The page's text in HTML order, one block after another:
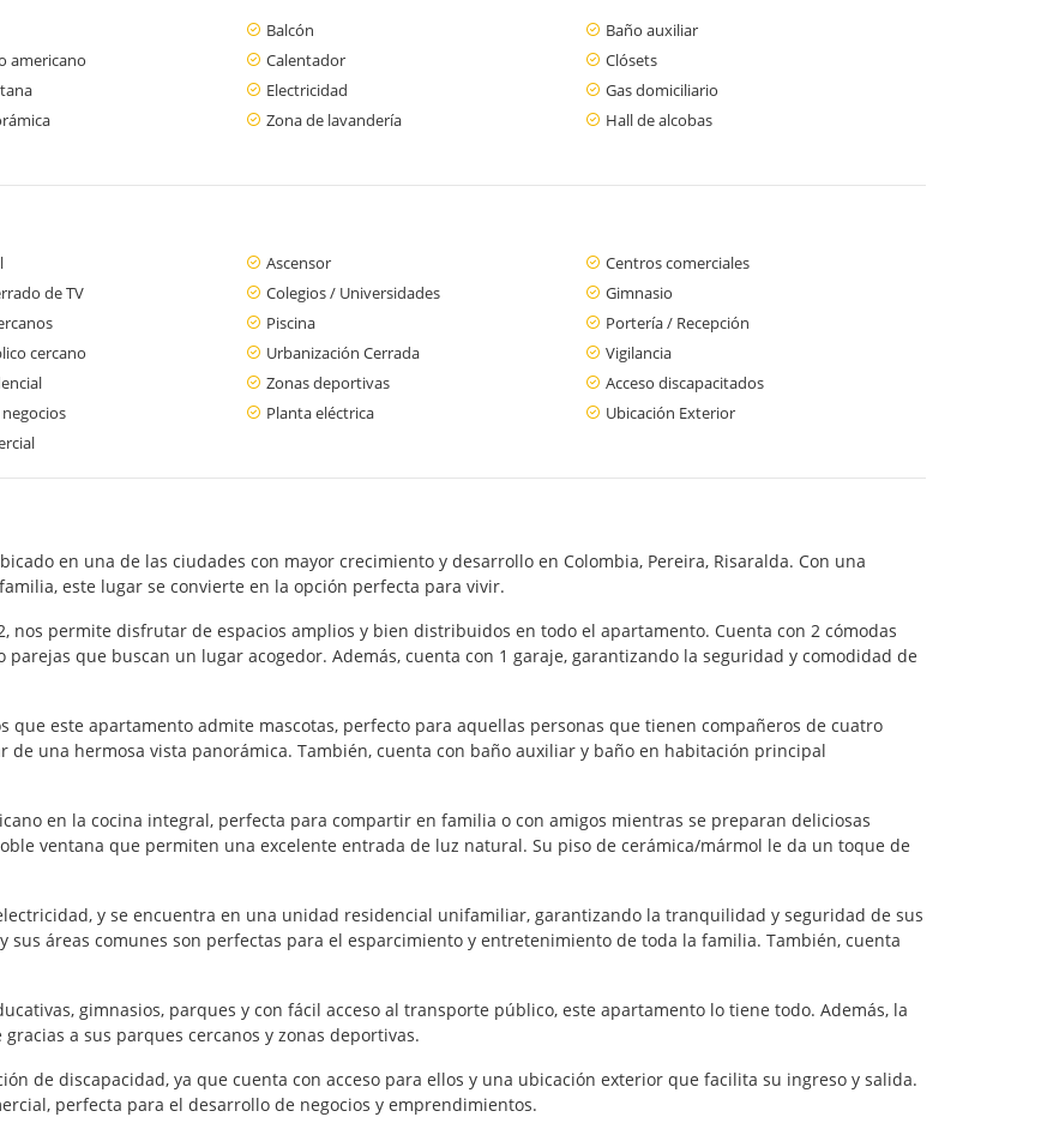
Balcón
Baño auxiliar
americano Calentador
Clósets
Electricidad
Gas domiciliario
Zona de lavandería
Hall de alcobas
Ascensor
Centros comerciales
de TV Colegios / Universidades
Gimnasio
Piscina
Portería / Recepción
cercano Urbanización Cerrada
Vigilancia
Zonas deportivas
Acceso discapacitados
Planta eléctrica
Ubicación Exterior
en una de las ciudades con mayor crecimiento y desarrollo en Colombia, Pereira, Risaralda. Con una
este lugar se convierte en la opción perfecta para vivir.
nos permite disfrutar de espacios amplios y bien distribuidos en todo el apartamento. Cuenta con 2 cómodas
que buscan un lugar acogedor. Además, cuenta con 1 garaje, garantizando la seguridad y comodidad de
que este apartamento admite mascotas, perfecto para aquellas personas que tienen compañeros de cuatro
de una hermosa vista panorámica. También, cuenta con baño auxiliar y baño en habitación principal
en la cocina integral, perfecta para compartir en familia o con amigos mientras se preparan deliciosas
ventana que permiten una excelente entrada de luz natural. Su piso de cerámica/mármol le da un toque de
y se encuentra en una unidad residencial unifamiliar, garantizando la tranquilidad y seguridad de sus
sus áreas comunes son perfectas para el esparcimiento y entretenimiento de toda la familia. También, cuenta
gimnasios, parques y con fácil acceso al transporte público, este apartamento lo tiene todo. Además, la
a sus parques cercanos y zonas deportivas.
de discapacidad, ya que cuenta con acceso para ellos y una ubicación exterior que facilita su ingreso y salida.
perfecta para el desarrollo de negocios y emprendimientos.